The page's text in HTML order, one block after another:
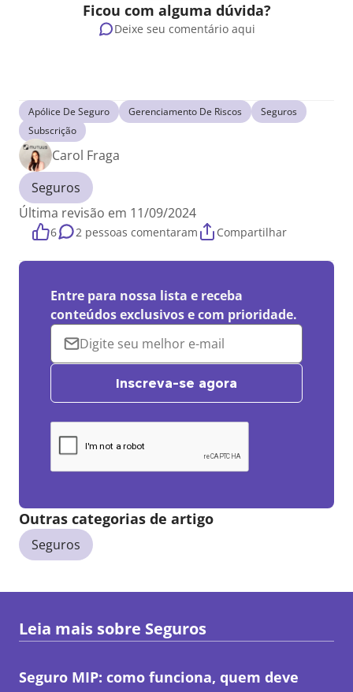
Ficou com alguma dúvida?
Deixe seu comentário aqui
Apólice De Seguro Gerenciamento De Riscos
Seguros
Subscrição
Carol Fraga
Seguros
Última revisão em 11/09/2024
6 2 pessoas comentaram Compartilhar
Entre para nossa lista e receba
conteúdos exclusivos e com prioridade.
Inscreva-se agora
Outras categorias de artigo
Seguros
Leia mais sobre Seguros
Seguro MIP: como funciona, quem deve